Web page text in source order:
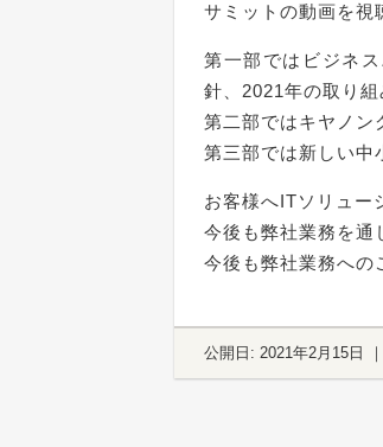
サミットの動画を視
第一部ではビジネ
針、2021年の取り組
第二部ではキヤノン
第三部では新しい中
お客様へITソリュー
今後も弊社業務を通
今後も弊社業務への
公開日: 2021年2月15日